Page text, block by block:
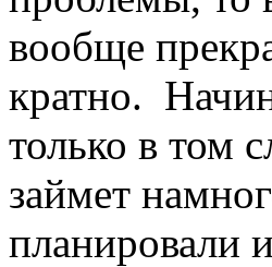
вообще
кратно.
только в том
займет
планировали